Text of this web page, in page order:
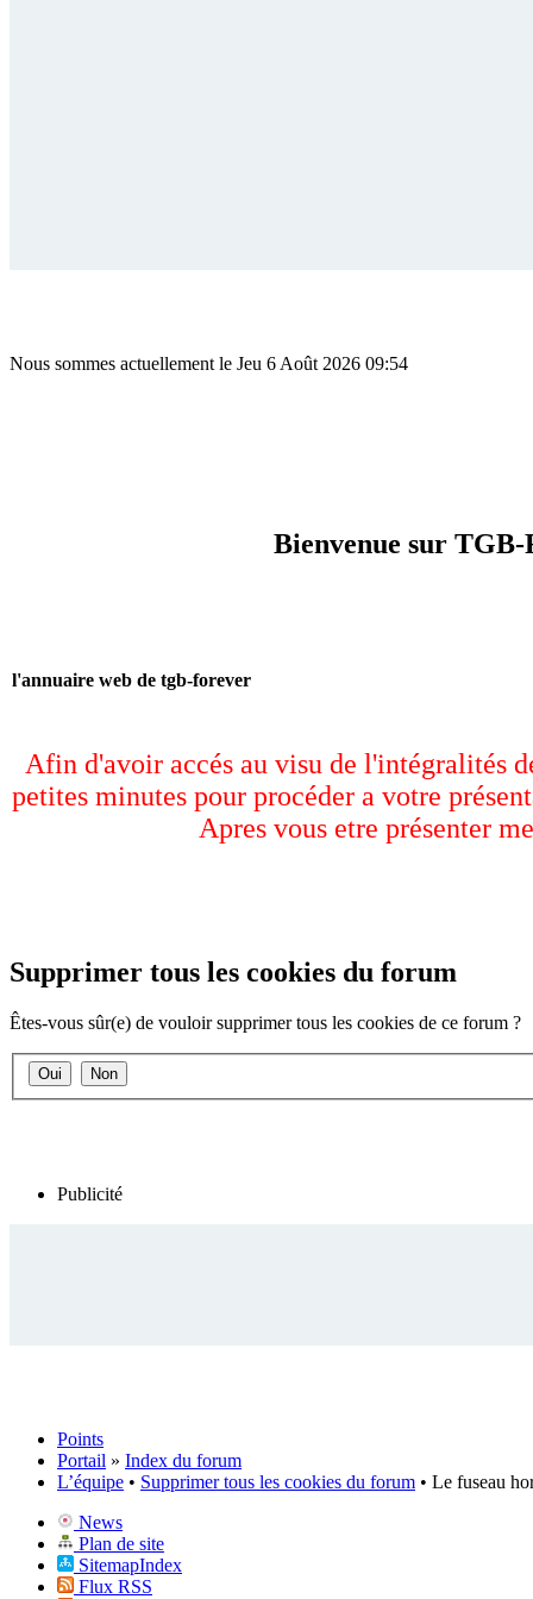
Nous sommes actuellement le Jeu 6 Août 2026 09:54
Bienvenue sur
l'annuaire web de tgb-forever
Afin d'avoir accés au visu de l'intégralités
petites minutes pour procéder a votre
Apres vous etre présenter
Supprimer tous les cookies du forum
Êtes-vous sûr(e) de vouloir supprimer tous les cookies de ce forum ?
Publicité
Points
Portail » Index du forum
L’équipe • Supprimer tous les cookies du forum • Le fuseau
News
Plan de site
SitemapIndex
Flux RSS